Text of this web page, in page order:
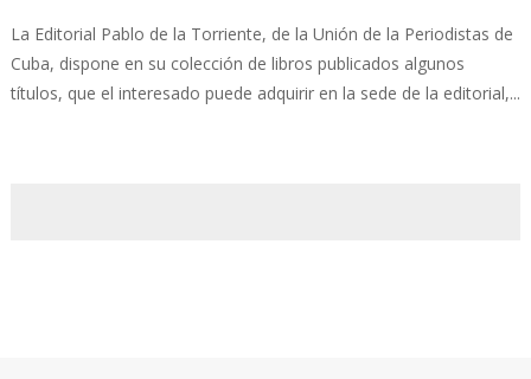
La Editorial Pablo de la Torriente, de la Unión de la Periodistas de
Cuba, dispone en su colección de libros publicados algunos
títulos, que el interesado puede adquirir en la sede de la editorial,...